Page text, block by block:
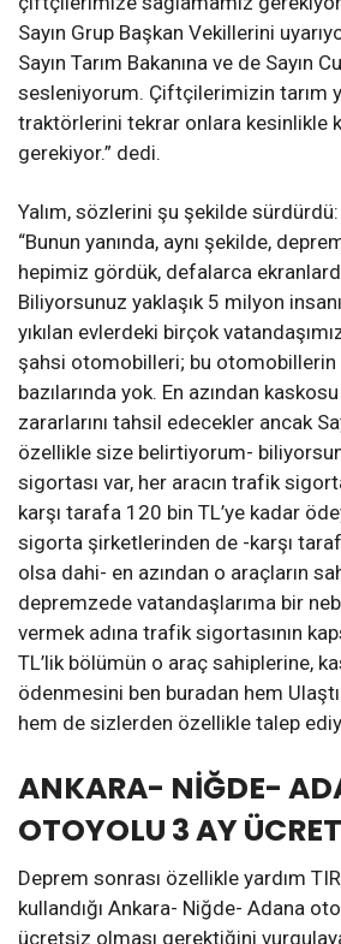
Sayın Grup Başkan Vekillerini
Sayın Tarım Bakanına ve de Sayın
sesleniyorum. Çiftçilerimizin tarım
traktörlerini tekrar onlara kesinlikle
gerekiyor.” dedi.
Yalım, sözlerini şu şekilde sürdürdü:
“Bunun yanında, aynı şekilde,
hepimiz gördük, defalarca
Biliyorsunuz yaklaşık 5 milyon
yıkılan evlerdeki birçok
şahsi otomobilleri; bu otomobillerin
bazılarında yok. En azından
zararlarını tahsil edecekler ancak
özellikle size belirtiyorum-
sigortası var, her aracın trafik
karşı tarafa 120 bin TL’ye kadar
sigorta şirketlerinden de -karşı
olsa dahi- en azından o araçların
depremzede vatandaşlarıma bir
vermek adına trafik sigortasının
TL’lik bölümün o araç sahiplerine,
ödenmesini ben buradan hem
hem de sizlerden özellikle talep
ANKARA- NİĞDE-
OTOYOLU 3 AY
Deprem sonrası özellikle yardım
kullandığı Ankara- Niğde- Adana
ücretsiz olması gerektiğini